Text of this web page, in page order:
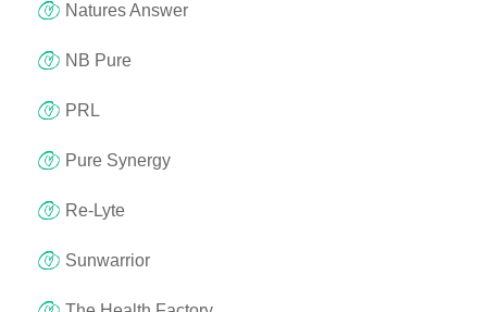
Natures Answer
NB Pure
PRL
Pure Synergy
Re-Lyte
Sunwarrior